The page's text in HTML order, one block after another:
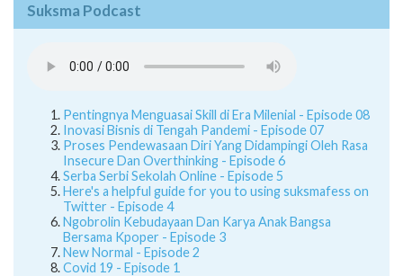
Suksma Podcast
Pentingnya Menguasai Skill di Era Milenial - Episode 08
Inovasi Bisnis di Tengah Pandemi - Episode 07
Proses Pendewasaan Diri Yang Didampingi Oleh Rasa
Insecure Dan Overthinking - Episode 6
Serba Serbi Sekolah Online - Episode 5
Here's a helpful guide for you to using suksmafess on
Twitter - Episode 4
Ngobrolin Kebudayaan Dan Karya Anak Bangsa
Bersama Kpoper - Episode 3
New Normal - Episode 2
Covid 19 - Episode 1